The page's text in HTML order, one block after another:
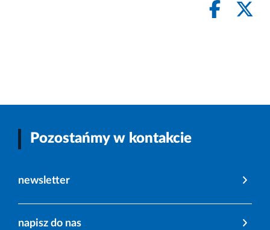
Pozostańmy w kontakcie
newsletter
napisz do nas